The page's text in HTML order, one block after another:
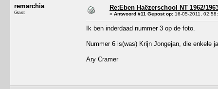
remarchia
Gast
Re:Eben Haëzerschool NT 1962/
« Antwoord #11 Gepost op: 16-05-2011,
Ik ben inderdaad nummer 3 op de foto.
Nummer 6 is(was) Krijn Jongejan, die enkele
Ary Cramer